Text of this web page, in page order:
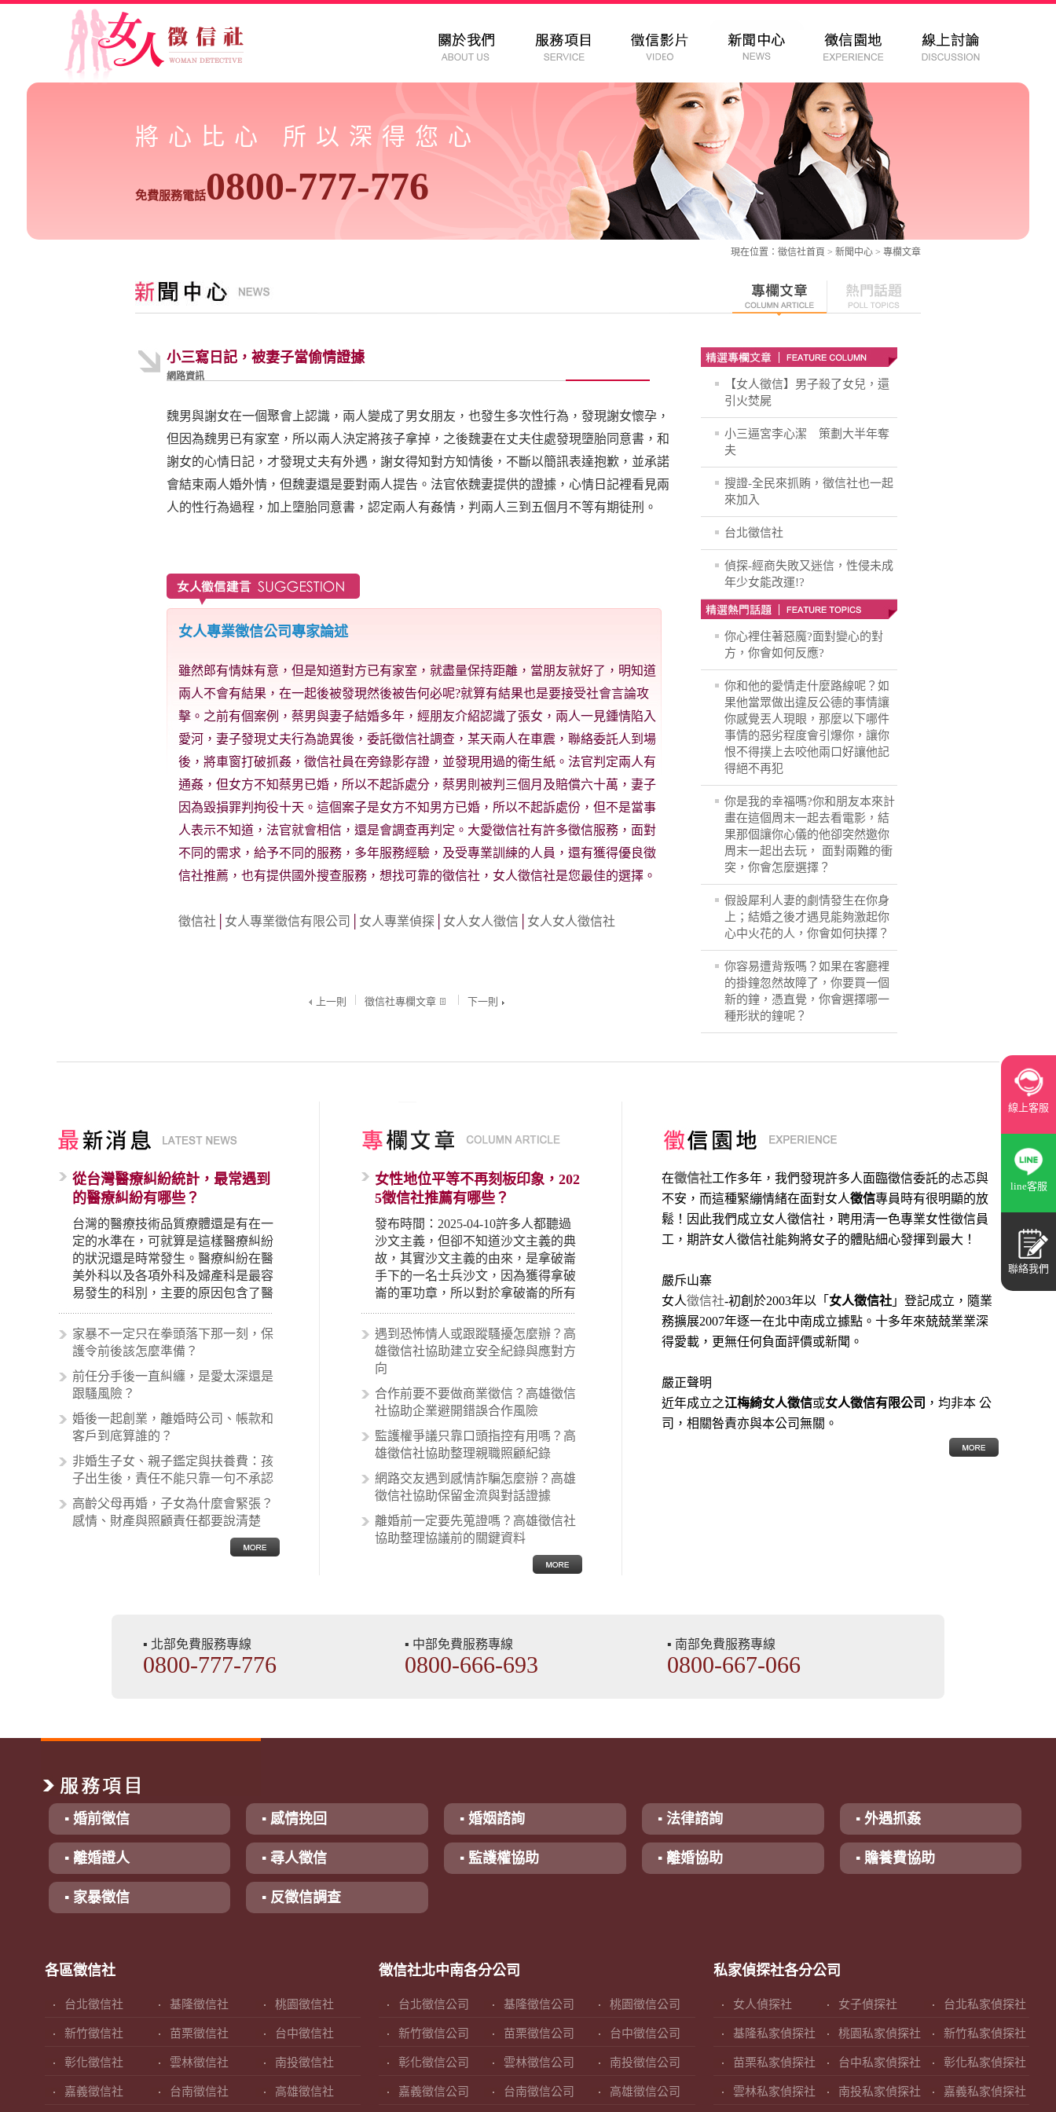
將心比心 所以深得您心
免費服務電話0800-777-776
線上客服
line客服
聯絡我們
現在位置： 徵信社首頁 > 新聞中心 > 專欄文章
小三寫日記，被妻子當偷情證據
網路資訊
魏男與謝女在一個聚會上認識，兩人變成了男女朋友，也發生多次性行為，發現謝女懷孕，
但因為魏男已有家室，所以兩人決定將孩子拿掉，之後魏妻在丈夫住處發現墮胎同意書，和
謝女的心情日記，才發現丈夫有外遇，謝女得知對方知情後，不斷以簡訊表達抱歉，並承諾
會結束兩人婚外情，但魏妻還是要對兩人提告。法官依魏妻提供的證據，心情日記裡看見兩
人的性行為過程，加上墮胎同意書，認定兩人有姦情，判兩人三到五個月不等有期徒刑。
女人專業徵信公司專家論述
雖然郎有情妹有意，但是知道對方已有家室，就盡量保持距離，當朋友就好了，明知道
兩人不會有結果，在一起後被發現然後被告何必呢?就算有結果也是要接受社會言論攻
擊。之前有個案例，蔡男與妻子結婚多年，經朋友介紹認識了張女，兩人一見鍾情陷入
愛河，妻子發現丈夫行為詭異後，委託徵信社調查，某天兩人在車震，聯絡委託人到場
後，將車窗打破抓姦，徵信社員在旁錄影存證，並發現用過的衛生紙。法官判定兩人有
通姦，但女方不知蔡男已婚，所以不起訴處分，蔡男則被判三個月及賠償六十萬，妻子
因為毀損罪判拘役十天。這個案子是女方不知男方已婚，所以不起訴處份，但不是當事
人表示不知道，法官就會相信，還是會調查再判定。大愛徵信社有許多徵信服務，面對
不同的需求，給予不同的服務，多年服務經驗，及受專業訓練的人員，還有獲得優良徵
信社推薦，也有提供國外搜查服務，想找可靠的徵信社，女人徵信社是您最佳的選擇。
徵信社 女人專業徵信有限公司 女人專業偵探 女人女人徵信 女人女人徵信社
上一則 徵信社專欄文章 下一則
【女人徵信】男子殺了女兒，還
引火焚屍
小三逼宮李心潔 策劃大半年奪
夫
搜證-全民來抓賄，徵信社也一起
來加入
台北徵信社
偵探-經商失敗又迷信，性侵未成
年少女能改運!?
你心裡住著惡魔?面對變心的對
方，你會如何反應?
你和他的愛情走什麼路線呢？如
果他當眾做出違反公德的事情讓
你感覺丟人現眼，那麼以下哪件
事情的惡劣程度會引爆你，讓你
恨不得撲上去咬他兩口好讓他記
得絕不再犯
你是我的幸福嗎?你和朋友本來計
畫在這個周末一起去看電影，結
果那個讓你心儀的他卻突然邀你
周末一起出去玩， 面對兩難的衝
突，你會怎麼選擇？
假設犀利人妻的劇情發生在你身
上；結婚之後才遇見能夠激起你
心中火花的人，你會如何抉擇？
你容易遭背叛嗎？如果在客廳裡
的掛鐘忽然故障了，你要買一個
新的鐘，憑直覺，你會選擇哪一
種形狀的鐘呢？
從台灣醫療糾紛統計，最常遇到
的醫療糾紛有哪些？
台灣的醫療技術品質療體還是有在一
定的水準在，可就算是這樣醫療糾紛
的狀況還是時常發生。醫療糾紛在醫
美外科以及各項外科及婦產科是最容
易發生的科別，主要的原因包含了醫
生未盡告知義務、醫療處置疏失、手
術疏失、術後照顧失當、醫療費用的
收取。雖然醫學進步，但醫生與病患
案例中最後都走向訴訟流程，我們如
果不幸遇到相關醫療糾紛時究竟該怎
麼處理呢？醫療糾紛相關的內容其實
非常多，有些案例…
家暴不一定只在拳頭落下那一刻，保
護令前後該怎麼準備？
前任分手後一直糾纏，是愛太深還是
跟騷風險？
婚後一起創業，離婚時公司、帳款和
客戶到底算誰的？
非婚生子女、親子鑑定與扶養費：孩
子出生後，責任不能只靠一句不承認
高齡父母再婚，子女為什麼會緊張？
感情、財產與照顧責任都要說清楚
女性地位平等不再刻板印象，202
5徵信社推薦有哪些？
發布時間：2025-04-10許多人都聽過
沙文主義，但卻不知道沙文主義的典
故，其實沙文主義的由來，是拿破崙
手下的一名士兵沙文，因為獲得拿破
崙的軍功章，所以對於拿破崙的所有
事蹟和政策產生狂熱崇拜，形成偏執
的狀況，所以沙文主義後來就被拿來
暗指偏見和歧視，而且有沙文主義傾
向的人，通常對於自己的國家和民族
國家的人，所以沙文主義也廣泛應用
在種族歧視的說法，甚至還出現了男
性沙文…
遇到恐怖情人或跟蹤騷擾怎麼辦？高
雄徵信社協助建立安全紀錄與應對方
向
合作前要不要做商業徵信？高雄徵信
社協助企業避開錯誤合作風險
監護權爭議只靠口頭指控有用嗎？高
雄徵信社協助整理親職照顧紀錄
網路交友遇到感情詐騙怎麼辦？高雄
徵信社協助保留金流與對話證據
離婚前一定要先蒐證嗎？高雄徵信社
協助整理協議前的關鍵資料
在徵信社工作多年，我們發現許多人面臨徵信委託的忐忑與
不安，而這種緊繃情緒在面對女人徵信專員時有很明顯的放
鬆！因此我們成立女人徵信社，聘用清一色專業女性徵信員
工，期許女人徵信社能夠將女子的體貼細心發揮到最大 ！
嚴斥山寨
女人徵信社-初創於2003年以「 女人徵信社 」登記成立，隨業
務擴展2007年逐一在北中南成立據點。十多年來兢兢業業深
得愛載，更無任何負面評價或新聞。
嚴正聲明
近年成立之江梅綺女人徵信或女人徵信有限公司 ，均非本 公
司，相關咎責亦與本公司無關。
▪ 北部免費服務專線
0800-777-776
▪ 中部免費服務專線
0800-666-693
▪ 南部免費服務專線
0800-667-066
▪ 婚前徵信 ▪ 感情挽回 ▪ 婚姻諮詢 ▪ 法律諮詢 ▪ 外遇抓姦
▪ 離婚證人 ▪ 尋人徵信 ▪ 監護權協助 ▪ 離婚協助 ▪ 贍養費協助
▪ 家暴徵信 ▪ 反徵信調查
各區徵信社
台北徵信社 基隆徵信社 桃園徵信社
新竹徵信社 苗栗徵信社 台中徵信社
彰化徵信社 雲林徵信社 南投徵信社
嘉義徵信社 台南徵信社 高雄徵信社
徵信社北中南各分公司
台北徵信公司 基隆徵信公司 桃園徵信公司
新竹徵信公司 苗栗徵信公司 台中徵信公司
彰化徵信公司 雲林徵信公司 南投徵信公司
嘉義徵信公司 台南徵信公司 高雄徵信公司
私家偵探社各分公司
女人偵探社 女子偵探社 台北私家偵探社
基隆私家偵探社 桃園私家偵探社 新竹私家偵探社
苗栗私家偵探社 台中私家偵探社 彰化私家偵探社
雲林私家偵探社 南投私家偵探社 嘉義私家偵探社